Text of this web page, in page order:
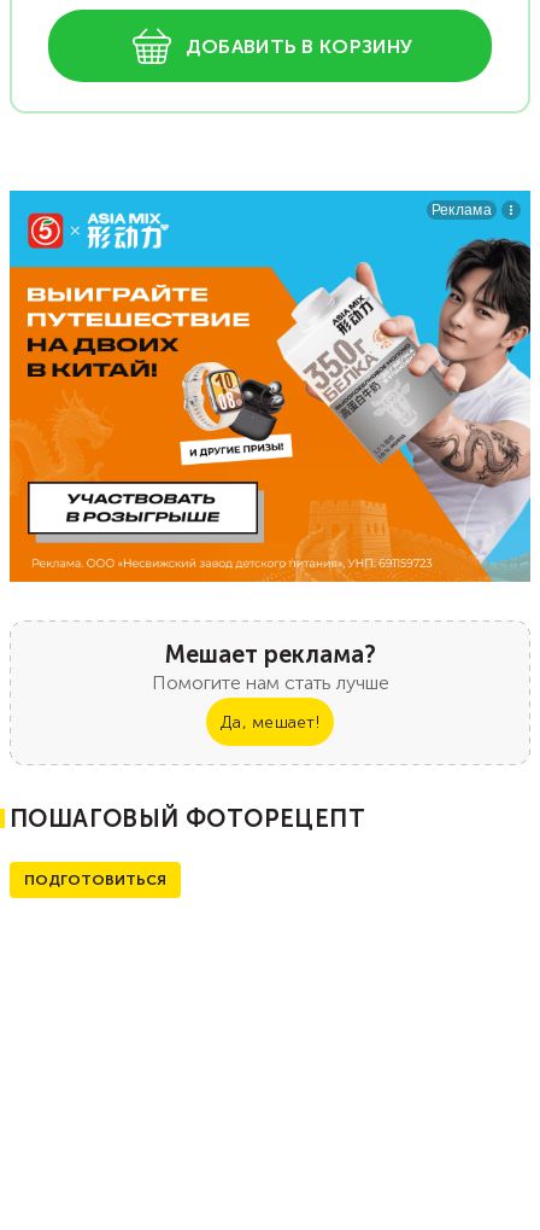
ДОБАВИТЬ В КОРЗИНУ
Мешает реклама?
Помогите нам стать лучше
Да, мешает!
ПОШАГОВЫЙ ФОТОРЕЦЕПТ
ПОДГОТОВИТЬСЯ